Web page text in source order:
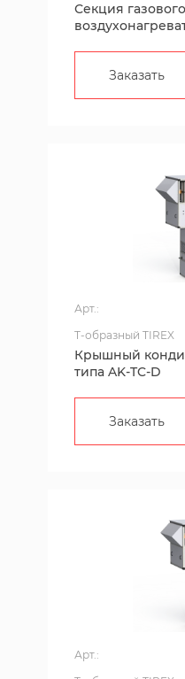
Секция газового
Заказать
Арт.:
T-образный TIREX
Крышный
типа AK-TC-D
Заказать
Арт.: